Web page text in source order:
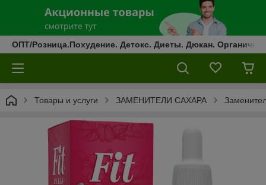
ОПТ/Розница.Похудение. Детокс. Диеты. Дюкан.
Товары и услуги ЗАМЕНИТЕЛИ САХАРА